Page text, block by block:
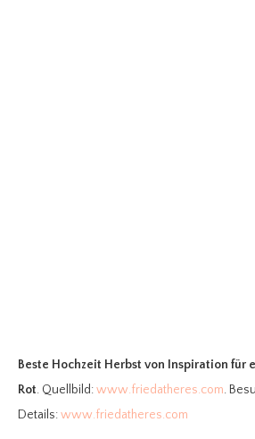
Beste Hochzeit Herbst von Inspiration für
Rot. Quellbild:www.friedatheres.com.
Details:www.friedatheres.com